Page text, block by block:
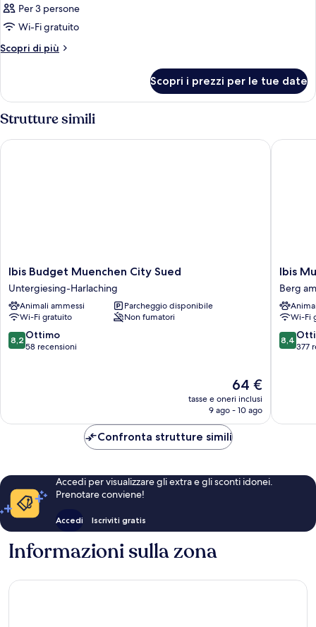
Per 3 persone
Wi-Fi gratuito
Scopri di più
Altri
Scopri i prezzi per le tue date
Strutture simili
Ibis
Budget
Muenchen
City
Sued
Untergiesing-
Harlaching
Ibis Budget Muenchen City Sued
Untergiesing-Harlaching
Animali ammessi
Parcheggio disponibile
Wi-Fi gratuito
Non fumatori
8.2
su
8,2 Ottimo
58 recensioni
Il
prezzo
attuale
64 €
64 €
tasse e oneri inclusi
9 ago - 10 ago
Ibis Budget Muenchen City Sued
Ibis
City
Ost
Berg
am
Laim
Ibis
Berg
Wi-Fi
8.4
su
8,4
377
Ibis
Confronta strutture simili
Accedi per visualizzare gli extra e gli sconti idonei.
Prenotare conviene!
Accedi Iscriviti gratis
Informazioni sulla zona